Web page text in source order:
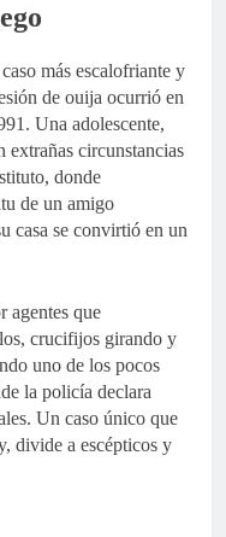
más escalofriante y
de ouija ocurrió en
Una adolescente,
circunstancias
donde
de un amigo
casa se convirtió en un
agentes que
crucifijos girando y
uno de los pocos
la policía declara
Un caso único que
divide a escépticos y